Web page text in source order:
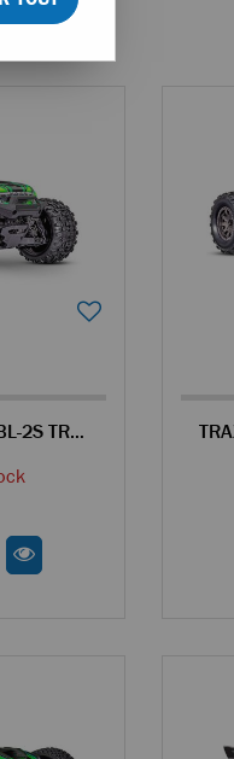
22
TRAXXAS MINI MAXX BL-2S TRUCK RC 4WD 1/14 BRUSHLESS VERT - 107154-1